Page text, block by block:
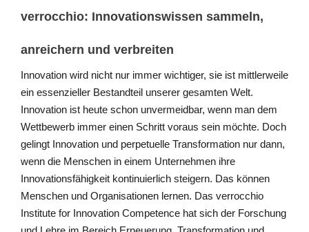
verrocchio: Innovationswissen sammeln,
anreichern und verbreiten
Innovation wird nicht nur immer wichtiger, sie ist mittlerweile
ein essenzieller Bestandteil unserer gesamten Welt.
Innovation ist heute schon unvermeidbar, wenn man dem
Wettbewerb immer einen Schritt voraus sein möchte. Doch
gelingt Innovation und perpetuelle Transformation nur dann,
wenn die Menschen in einem Unternehmen ihre
Innovationsfähigkeit kontinuierlich steigern. Das können
Menschen und Organisationen lernen. Das verrocchio
Institute for Innovation Competence hat sich der Forschung